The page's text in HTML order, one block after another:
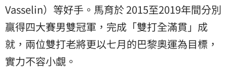
Vasselin）等好手。馬育於 2015至2019年間分別
贏得四大賽男雙冠軍，完成「雙打全滿貫」成
就，兩位雙打老將更以七月的巴黎奧運為目標，
實力不容小覷。